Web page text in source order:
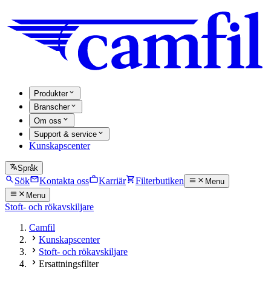
Produkter
Branscher
Om oss
Support & service
Kunskapscenter
Språk
Sök Kontakta oss Karriär Filterbutiken
Menu
Menu
Stoft- och rökavskiljare
Camfil
Kunskapscenter
Stoft- och rökavskiljare
Ersattningsfilter